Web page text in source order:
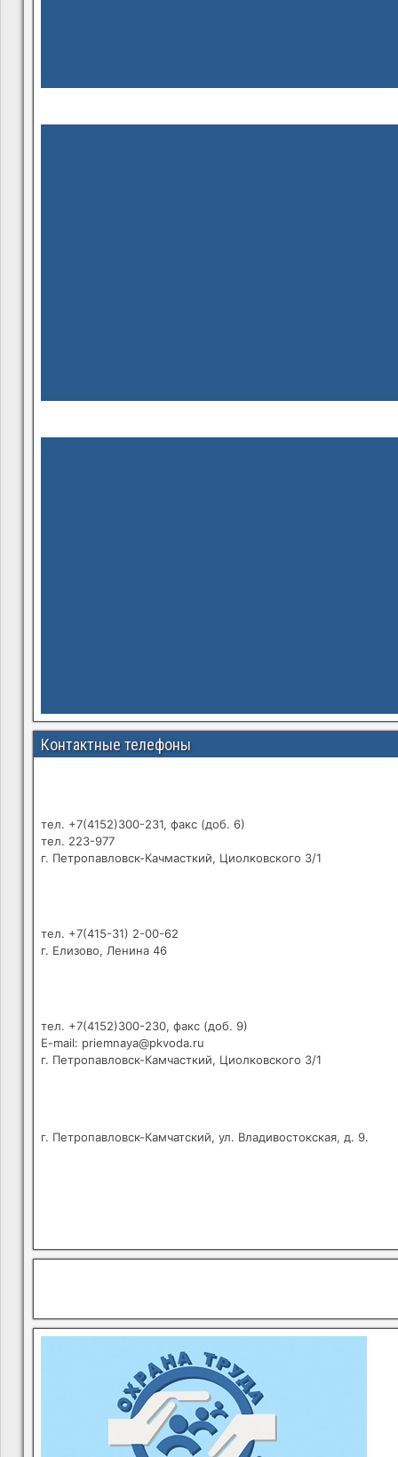
Контактные телефоны
тел. +7(4152)300-231, факс (доб. 6)
тел. 223-977
г. Петропавловск-Качмасткий, Циолковского 3/1
тел. +7(415-31) 2-00-62
г. Елизово, Ленина 46
тел. +7(4152)300-230, факс (доб. 9)
E-mail: priemnaya@pkvoda.ru
г. Петропавловск-Камчасткий, Циолковского 3/1
г. Петропавловск-Камчатский, ул. Владивостокская, д. 9.